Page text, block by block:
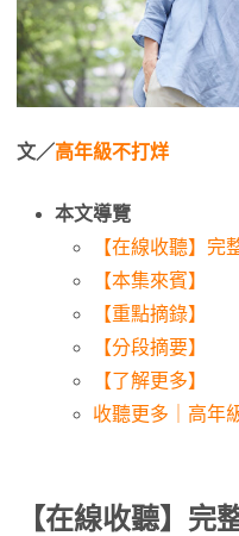
文／高年級不打烊
本文導覽
【在線收聽】完
【本集來賓】
【重點摘錄】
【分段摘要】
【了解更多】
收聽更多｜高年
【在線收聽】完